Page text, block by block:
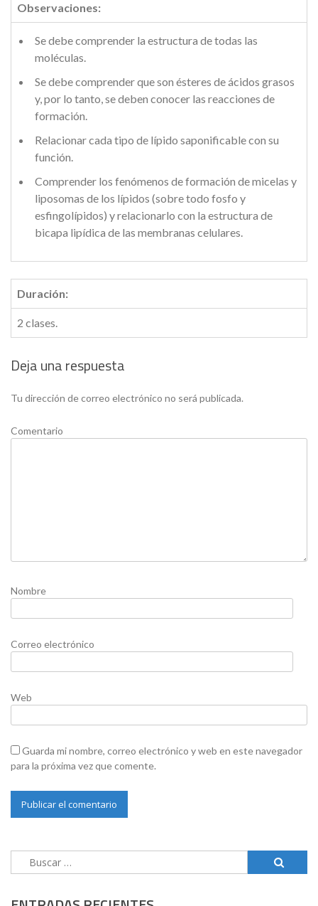
Observaciones:
Se debe comprender la estructura de todas las
moléculas.
Se debe comprender que son ésteres de ácidos grasos
y, por lo tanto, se deben conocer las reacciones de
formación.
Relacionar cada tipo de lípido saponificable con su
función.
Comprender los fenómenos de formación de micelas y
liposomas de los lípidos (sobre todo fosfo y
esfingolípidos) y relacionarlo con la estructura de
bicapa lipídica de las membranas celulares.
Duración:
2 clases.
Deja una respuesta
Tu dirección de correo electrónico no será publicada.
Comentario
Nombre
Correo electrónico
Web
Guarda mi nombre, correo electrónico y web en este navegador
para la próxima vez que comente.
Buscar: